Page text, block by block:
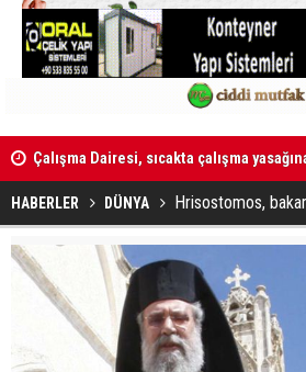
Çalışma Dairesi, sıcakta çalışma
yerine uyarı verdi
HABERLER DÜNYA Hrisostomos,